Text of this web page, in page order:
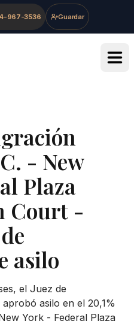
967-3536 Guardar
- New
Plaza
Court -
asilo
el Juez de
asilo en el 20,1%
York - Federal Plaza